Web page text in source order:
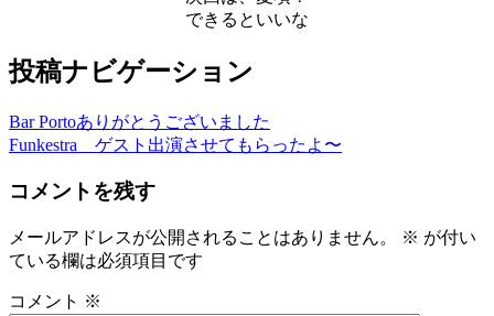
できるといいな
投稿ナビゲーション
Bar Portoありがとうございました
Funkestra ゲスト出演させてもらったよ〜
コメントを残す
メールアドレスが公開されることはありません。 ※ が付い
ている欄は必須項目です
コメント ※